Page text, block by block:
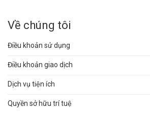
Về chúng tôi
Điều khoản sử dụng
Điều khoản giao dịch
Dịch vụ tiện ích
Quyền sở hữu trí tuệ